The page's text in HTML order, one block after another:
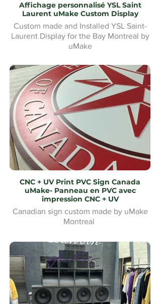
Affichage personnalisé YSL Saint
Laurent uMake Custom Display
Custom made and Installed YSL Saint-
Laurent Display for the Bay Montreal by
uMake
Présentoir YSL Saint-Laurent sur mesure
et installé pour la Baie de Montréal par
uMake
CNC + UV Print PVC Sign Canada
uMake- Panneau en PVC avec
impression CNC + UV
Canadian sign custom made by uMake
Montreal